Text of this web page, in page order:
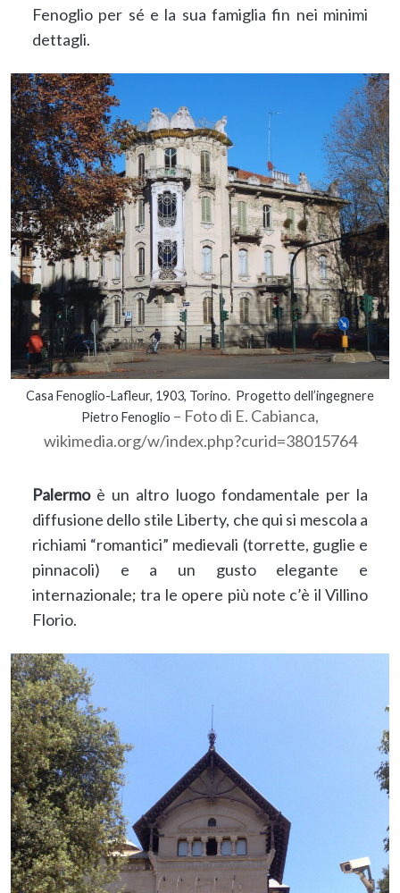
Fenoglio per sé e la sua famiglia fin nei minimi
dettagli.
Casa Fenoglio-Lafleur, 1903, Torino. Progetto dell’ingegnere
Pietro Fenoglio – Foto di E. Cabianca,
wikimedia.org/w/index.php?curid=38015764
Palermoè un altro luogo fondamentale per la
diffusione dello stile Liberty, che qui si mescola a
richiami “romantici” medievali (torrette, guglie e
pinnacoli) e a un gusto elegante e
internazionale; tra le opere più note c’è il Villino
Florio.